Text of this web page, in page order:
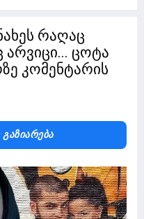
რაღაც
ცოტა
კომენტარის
Გაზიარება